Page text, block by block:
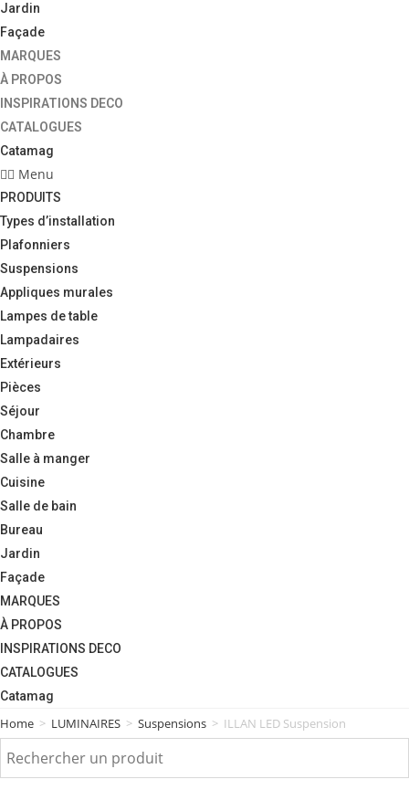
Jardin
Façade
MARQUES
À PROPOS
INSPIRATIONS DECO
CATALOGUES
Catamag
Menu
PRODUITS
Types d’installation
Plafonniers
Suspensions
Appliques murales
Lampes de table
Lampadaires
Extérieurs
Pièces
Séjour
Chambre
Salle à manger
Cuisine
Salle de bain
Bureau
Jardin
Façade
MARQUES
À PROPOS
INSPIRATIONS DECO
CATALOGUES
Catamag
Home > LUMINAIRES > Suspensions > ILLAN LED Suspension